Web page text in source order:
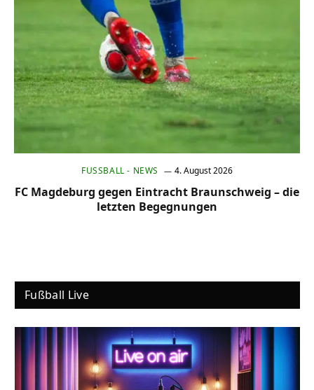
FUSSBALL - NEWS 4. August 2026
FC Magdeburg gegen Eintracht Braunschweig – die
letzten Begegnungen
Fußball Live